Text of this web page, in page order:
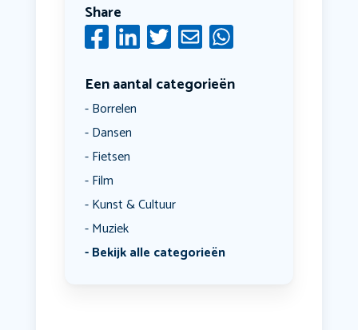
Share
Een aantal categorieën
Borrelen
Dansen
Fietsen
Film
Kunst & Cultuur
Muziek
Bekijk alle categorieën